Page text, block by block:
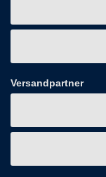
Versandpartner